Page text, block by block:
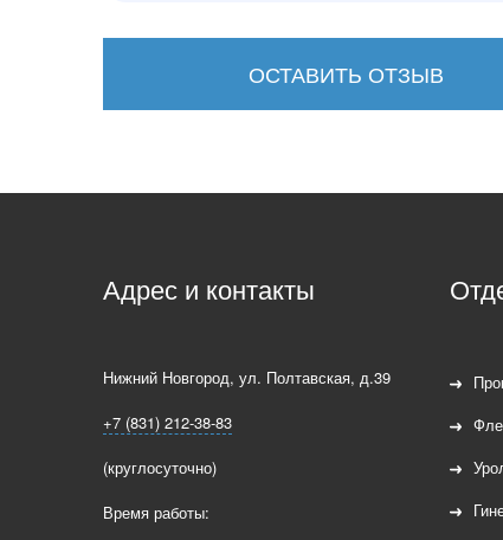
ОСТАВИТЬ ОТЗЫВ
Адрес и контакты
Нижний Новгород, ул. Полтавская, д.39
+7 (831) 212-38-83
(круглосуточно)
Время работы: